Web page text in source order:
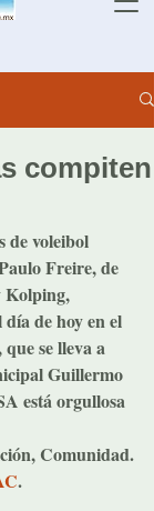
compiten
de voleibol
Freire, de
Kolping,
de hoy en el
se lleva a
Guillermo
está orgullosa
Comunidad.
.